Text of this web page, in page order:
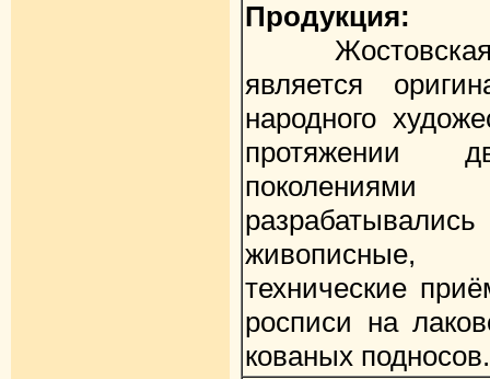
Продукция:
Жостовская
является
народного
протяжении
поколениями
технические
росписи на
кованых подносов.